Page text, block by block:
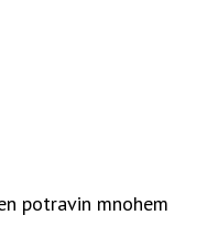
potravin mnohem